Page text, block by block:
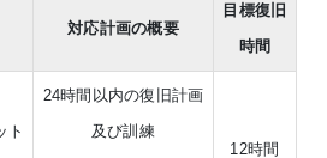
対応計画の概要
目標復旧
時間
ト
24時間以内の復旧計画
及び訓練
12時間